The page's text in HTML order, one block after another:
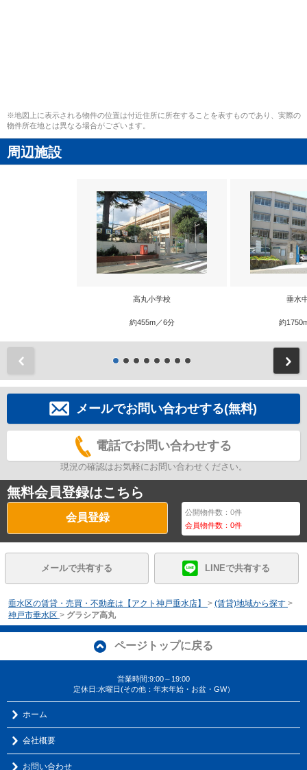
※地図上に表示される物件の位置は付近住所に所在することを表すものであり、実際の
物件所在地とは異なる場合がございます。
周辺施設
高丸小学校
約455m／6分
垂水
約
メールでお問い合わせする(無料)
電話でお問い合わせする
現況の確認はお気軽にお問い合わせください。
無料会員登録はこちら
会員登録 公開物件数：0件
会員物件数：0件
メールで共有する LINEで共有する
垂水区の賃貸・売買・不動産は【アクト神戸垂水店】 > (賃貸)地域から探す >
神戸市垂水区 > グラシア高丸
ページトップに戻る
営業時間:9:00～19:00
定休日:水曜日(その他：年末年始・お盆・GW）
ホーム
会社概要
お問い合わせ